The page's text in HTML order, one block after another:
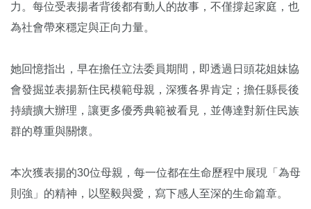
力。每位受表揚者背後都有動人的故事，不僅撐起家庭，也
為社會帶來穩定與正向力量。
她回憶指出，早在擔任立法委員期間，即透過日頭花姐妹協
會發掘並表揚新住民模範母親，深獲各界肯定；擔任縣長後
持續擴大辦理，讓更多優秀典範被看見，並傳達對新住民族
群的尊重與關懷。
本次獲表揚的30位母親，每一位都在生命歷程中展現「為母
則強」的精神，以堅毅與愛，寫下感人至深的生命篇章。